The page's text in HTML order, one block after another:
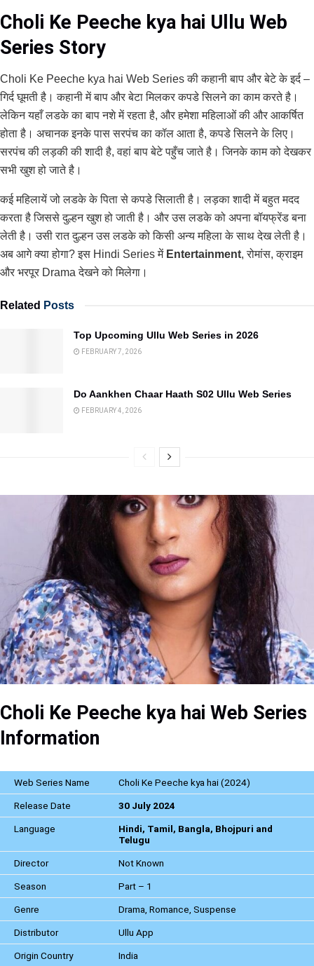
Choli Ke Peeche kya hai Ullu Web
Series Story
Choli Ke Peeche kya hai Web Series की कहानी बाप और बेटे के इर्द –
गिर्द घूमती है। कहानी में बाप और बेटा मिलकर कपडे सिलने का काम करते है।
लेकिन यहाँ लडके का बाप नशे में रहता है, और हमेशा महिलाओं की और आकर्षित
होता है। अचानक इनके पास सरपंच का कॉल आता है, कपडे सिलने के लिए।
सरपंच की लड़की की शादी है, वहां बाप बेटे पहुँच जाते है। जिनके काम को देखकर
सभी खुश हो जाते है।
कई महिलायें जो लडके के पिता से कपडे सिलाती है। लड़का शादी में बहुत मदद
करता है जिससे दुल्हन खुश हो जाती है। और उस लडके को अपना बॉयफ्रेंड बना
लेती है। उसी रात दुल्हन उस लडके को किसी अन्य महिला के साथ देख लेती है।
अब आगे क्या होगा? इस Hindi Series में Entertainment, रोमांस, क्राइम
और भरपूर Drama देखने को मिलेगा।
Related Posts
Top Upcoming Ullu Web Series in 2026
FEBRUARY 7, 2026
Do Aankhen Chaar Haath S02 Ullu Web Series
FEBRUARY 4, 2026
Choli Ke Peeche kya hai Web Series
Information
Web Series Name Choli Ke Peeche kya hai (2024)
Release Date 30 July 2024
Language
Hindi, Tamil, Bangla, Bhojpuri and
Telugu
Director Not Known
Season Part – 1
Genre Drama, Romance, Suspense
Distributor Ullu App
Origin Country India